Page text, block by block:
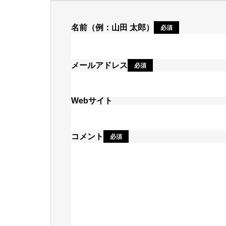
名前（例：山田 太郎） 必須
メールアドレス 必須
Webサイト
コメント 必須